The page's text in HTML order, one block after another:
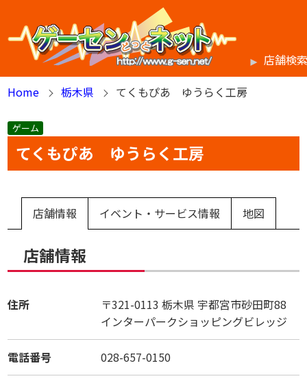
店舗検
Home
栃木県 てくもぴあ ゆうらく工房
ゲーム
てくもぴあ ゆうらく工房
店舗情報 イベント・サービス情報 地図
店舗情報
住所 〒321-0113 栃木県 宇都宮市砂田町88
インターパークショッピングビレッジ
電話番号 028-657-0150